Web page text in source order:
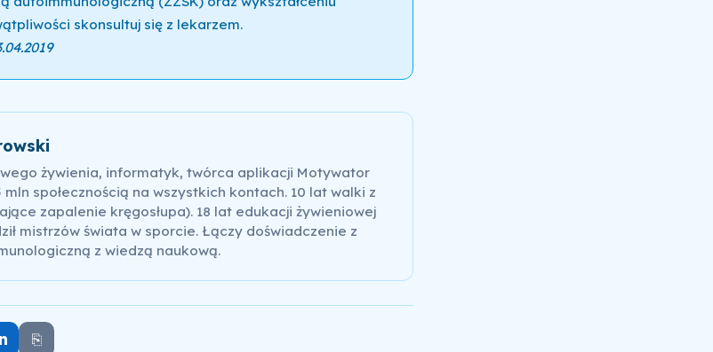
skonsultuj się z lekarzem.
żywienia, informatyk, twórca aplikacji Motywator
mln społecznością na wszystkich kontach. 10 lat walki z
zapalenie kręgosłupa). 18 lat edukacji żywieniowej
mistrzów świata w sporcie. Łączy doświadczenie z
z wiedzą naukową.
⎘